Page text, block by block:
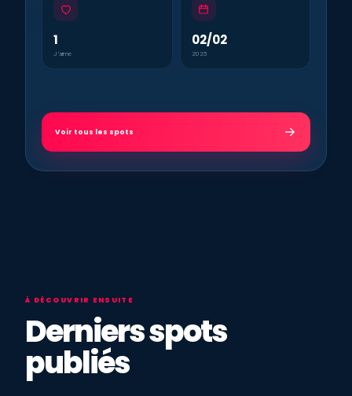
1
J’aime
02/02
2025
Voir tous les spots
À DÉCOUVRIR ENSUITE
Derniers spots
publiés